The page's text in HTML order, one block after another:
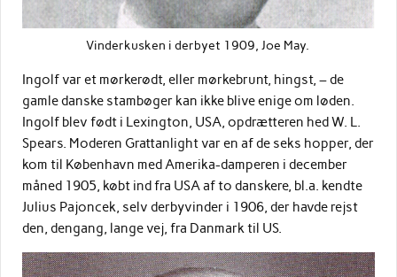
Vinderkusken i derbyet 1909, Joe May.
Ingolf var et mørkerødt, eller mørkebrunt, hingst, – de
gamle danske stambøger kan ikke blive enige om løden.
Ingolf blev født i Lexington, USA, opdrætteren hed W. L.
Spears. Moderen Grattanlight var en af de seks hopper, der
kom til København med Amerika-damperen i december
måned 1905, købt ind fra USA af to danskere, bl.a. kendte
Julius Pajoncek, selv derbyvinder i 1906, der havde rejst
den, dengang, lange vej, fra Danmark til US.